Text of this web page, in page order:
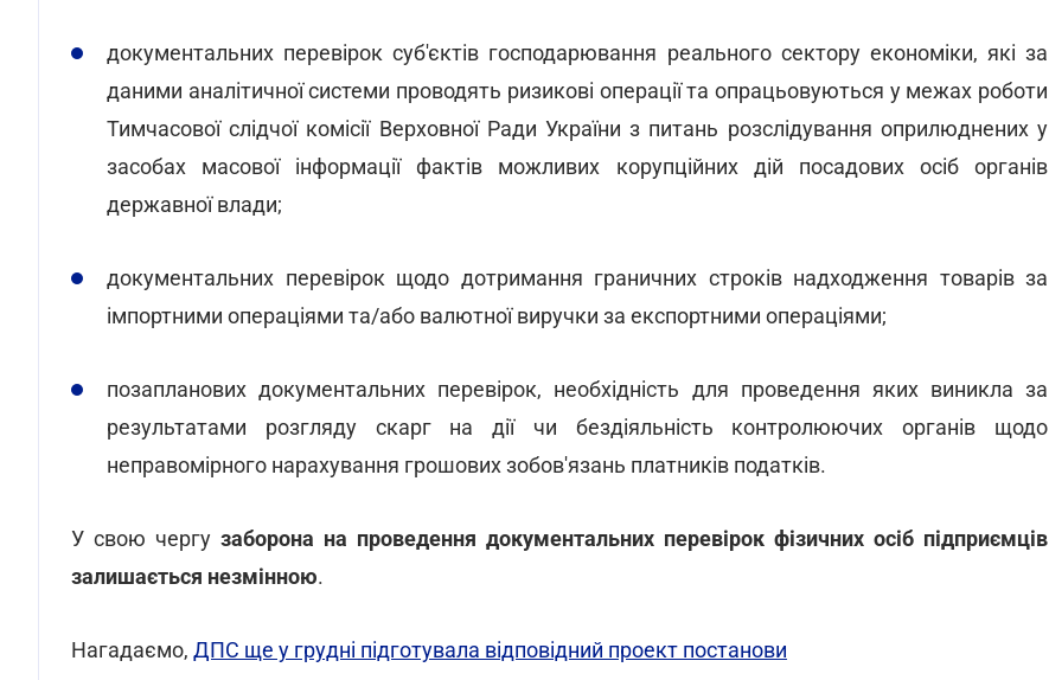
документальних перевірок суб'єктів господарювання реального сектору економіки, які за
даними аналітичної системи проводять ризикові операції та опрацьовуються у межах роботи
Тимчасової слідчої комісії Верховної Ради України з питань розслідування оприлюднених у
засобах масової інформації фактів можливих корупційних дій посадових осіб органів
державної влади;
документальних перевірок щодо дотримання граничних строків надходження товарів за
імпортними операціями та/або валютної виручки за експортними операціями;
позапланових документальних перевірок, необхідність для проведення яких виникла за
результатами розгляду скарг на дії чи бездіяльність контролюючих органів щодо
неправомірного нарахування грошових зобов'язань платників податків.
У свою чергу заборона на проведення документальних перевірок фізичних осіб підприємців
залишається незмінною.
Нагадаємо, ДПС ще у грудні підготувала відповідний проект постанови